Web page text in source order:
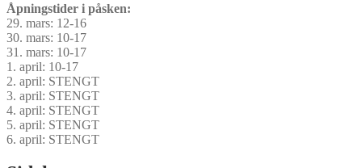
Åpningstider i påsken:
29. mars: 12-16
30. mars: 10-17
31. mars: 10-17
1. april: 10-17
2. april: STENGT
3. april: STENGT
4. april: STENGT
5. april: STENGT
6. april: STENGT